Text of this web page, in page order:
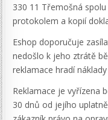
330 11 Třemošná
protokolem a kopií
Eshop doporučuje
nedošlo k jeho ztrátě
reklamace hradí
Reklamace je vyřízena
30 dnů od jejího